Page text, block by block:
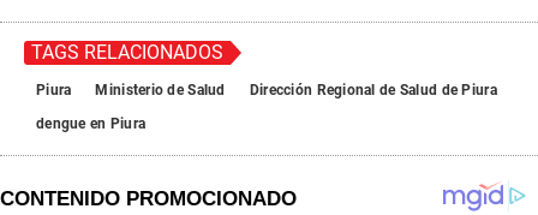
TAGS RELACIONADOS
Piura Ministerio de Salud
Dirección Regional de Salud de Piura
dengue en Piura